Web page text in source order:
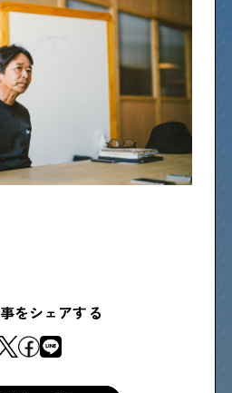
で
歩き日記です
し不動産
リノベーション事例を紹介します
≒家
はの家みたいな店を紹介する記事です
をシェアする